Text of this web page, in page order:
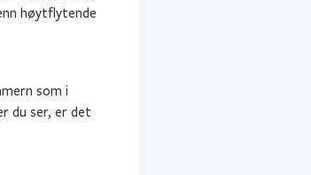
høytflytende
som i
du ser, er det